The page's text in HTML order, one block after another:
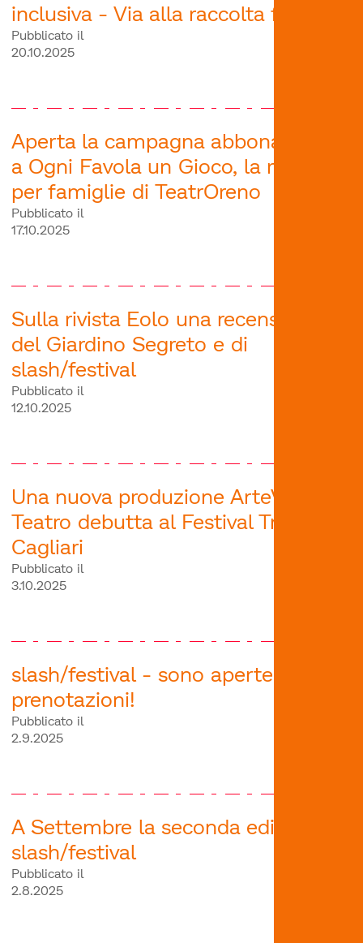
inclusiva - Via alla raccolta fondi
Pubblicato il
20.10.2025
Aperta la campagna abbonamenti
a Ogni Favola un Gioco, la rassegna
per famiglie di TeatrOreno
Pubblicato il
17.10.2025
Sulla rivista Eolo una recensione
del Giardino Segreto e di
slash/festival
Pubblicato il
12.10.2025
Una nuova produzione ArteVOX
Teatro debutta al Festival Trattini di
Cagliari
Pubblicato il
3.10.2025
slash/festival - sono aperte le
prenotazioni!
Pubblicato il
2.9.2025
A Settembre la seconda edizione di
slash/festival
Pubblicato il
2.8.2025